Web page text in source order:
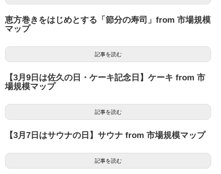
恵方巻きをはじめとする「節分の寿司」from 市場規模
マップ
記事を読む
【3月9日は佐久の日・ケーキ記念日】ケーキ from 市
場規模マップ
記事を読む
【3月7日はサウナの日】サウナ from 市場規模マップ
記事を読む